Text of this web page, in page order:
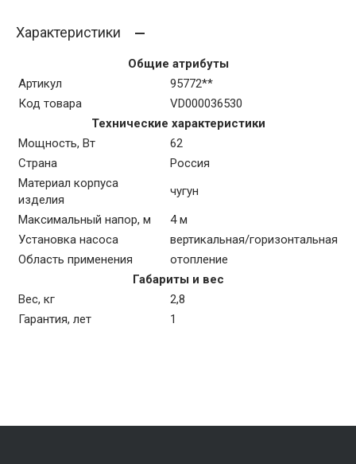
Характеристики
Общие атрибуты
Артикул
95772**
Код товара
VD000036530
Технические характеристики
Мощность, Вт
62
Страна
Россия
Материал корпуса
изделия
чугун
Максимальный напор, м
4 м
Установка насоса
вертикальная/горизонтальная
Область применения
отопление
Габариты и вес
Вес, кг
2,8
Гарантия, лет
1